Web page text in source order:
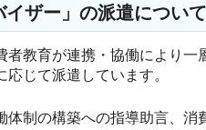
イザー」の派遣について
教育が連携・協働により一
じて派遣しています。
制の構築への指導助言、